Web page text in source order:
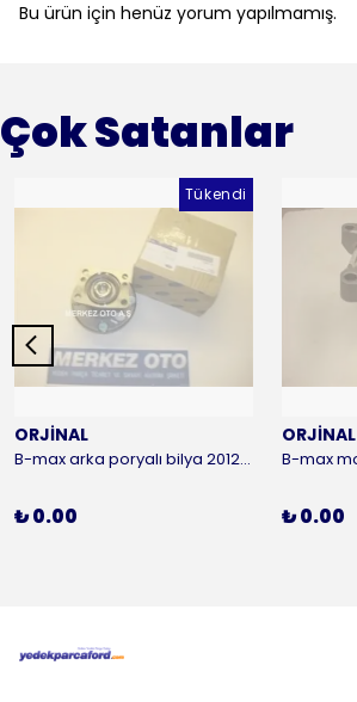
Bu ürün için henüz yorum yapılmamış.
Çok Satanlar
Tükendi
ORJİNAL
B-max arka poryalı bilya 2012-2016 ORJİNAL
₺ 0.00
ORJİNAL
₺ 0.00